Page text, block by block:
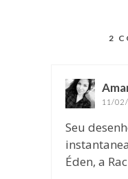
2
11/
Seu
Éden, a